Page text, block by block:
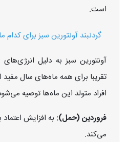
است.
گردنبند آونتورین سبز برای
آونتورین سبز به دلیل
تقریبا برای همه ماه‌های سال
افراد متولد این ماه‌ها توصیه
فروردین (حمل): به افزایش
می‌کند.